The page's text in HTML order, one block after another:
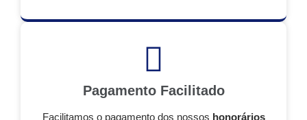
Pagamento Facilitado
Facilitamos o pagamento dos nossos honorários